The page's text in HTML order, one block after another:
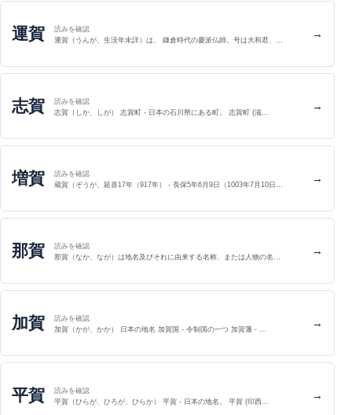
運賀
読みを確認
運賀（うんが、生没年未詳）は、 鎌倉時代の慶派仏師。号は大和君、…
→
志賀
読みを確認
志賀（しか、しが） 志賀町 - 日本の石川県にある町。 志賀町 (滋…
→
増賀
読みを確認
蔵賀（ぞうが、延喜17年（917年） - 長保5年6月9日（1003年7月10日…
→
那賀
読みを確認
那賀（なか、なが）は地名及びそれに由来する名称、または人物の名…
→
加賀
読みを確認
加賀（かが、かか） 日本の地名 加賀国 - 令制国の一つ 加賀藩 - …
→
平賀
読みを確認
平賀（ひらが、ひろが、ひらか） 平賀 - 日本の地名。 平賀 (印西…
→